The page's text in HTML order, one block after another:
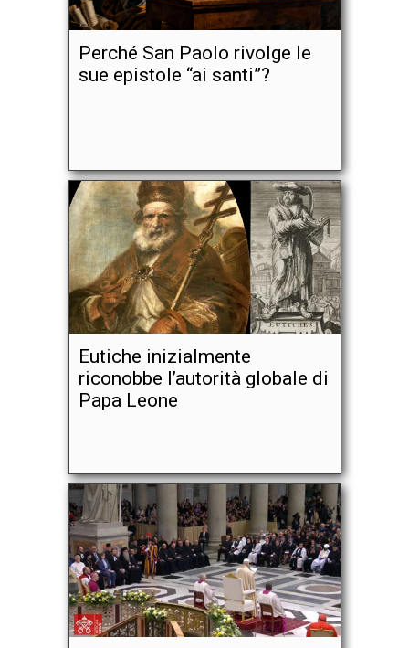
Perché San Paolo rivolge le
sue epistole “ai santi”?
Eutiche inizialmente
riconobbe l’autorità globale di
Papa Leone